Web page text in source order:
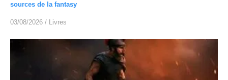
sources de la fantasy
03/08/2026 / Livres